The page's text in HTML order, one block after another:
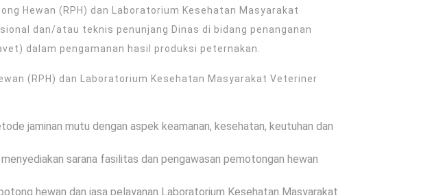
Hewan (RPH) dan Laboratorium Kesehatan Masyarakat
dan/atau teknis penunjang Dinas di bidang penanganan
dalam pengamanan hasil produksi peternakan.
(RPH) dan Laboratorium Kesehatan Masyarakat Veteriner
jaminan mutu dengan aspek keamanan, kesehatan, keutuhan dan
sarana fasilitas dan pengawasan pemotongan hewan
hewan dan jasa pelayanan Laboratorium Kesehatan Masyarakat